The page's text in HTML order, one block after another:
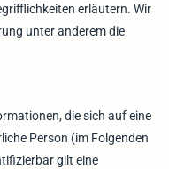
erläutern. Wir
unter anderem die
die sich auf eine
Person (im Folgenden
gilt eine